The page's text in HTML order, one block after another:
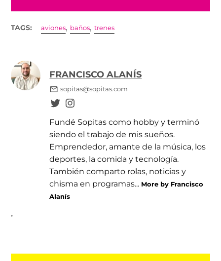
TAGS: aviones, baños,trenes
FRANCISCO ALANÍS
sopitas@sopitas.com
Fundé Sopitas como hobby y terminó
siendo el trabajo de mis sueños.
Emprendedor, amante de la música, los
deportes, la comida y tecnología.
También comparto rolas, noticias y
chisma en programas... More by Francisco
Alanís